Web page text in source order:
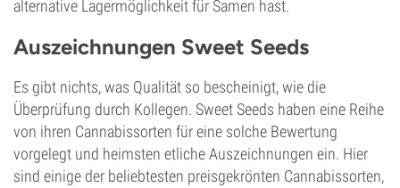
alternative Lagermöglichkeit für Samen hast.
Auszeichnungen Sweet Seeds
Es gibt nichts, was Qualität so bescheinigt, wie die
Überprüfung durch Kollegen. Sweet Seeds haben eine Reihe
von ihren Cannabissorten für eine solche Bewertung
vorgelegt und heimsten etliche Auszeichnungen ein. Hier
sind einige der beliebtesten preisgekrönten Cannabissorten,